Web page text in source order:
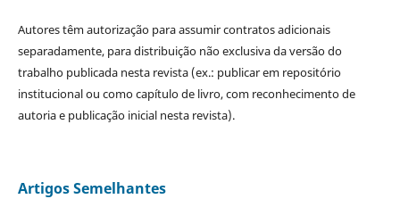
Autores têm autorização para assumir contratos adicionais
separadamente, para distribuição não exclusiva da versão do
trabalho publicada nesta revista (ex.: publicar em repositório
institucional ou como capítulo de livro, com reconhecimento de
autoria e publicação inicial nesta revista).
Artigos Semelhantes